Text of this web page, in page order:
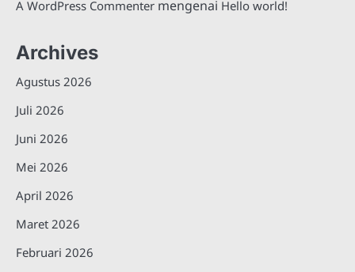
A WordPress Commenter mengenai Hello world!
Archives
Agustus 2026
Juli 2026
Juni 2026
Mei 2026
April 2026
Maret 2026
Februari 2026